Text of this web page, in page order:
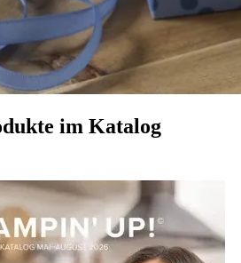
im Katalog